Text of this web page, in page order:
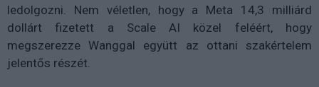
ledolgozni. Nem véletlen, hogy a Meta 14,3 milliárd
dollárt fizetett a Scale AI közel feléért, hogy
megszerezze Wanggal együtt az ottani szakértelem
jelentős részét.